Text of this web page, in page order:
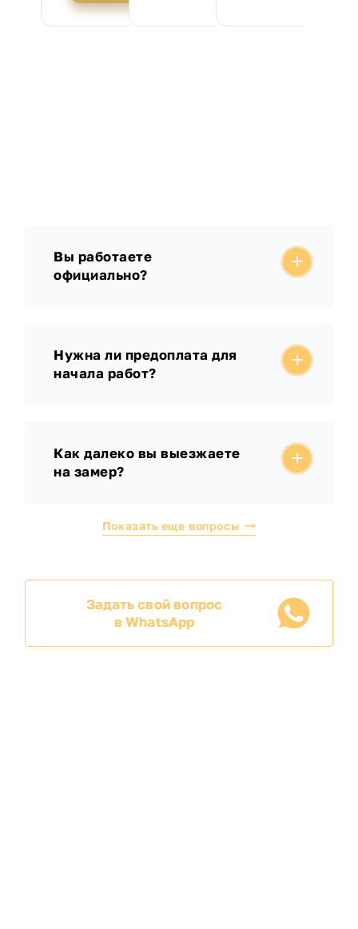
Вы работаете
официально?
Нужна ли предоплата для
начала работ?
Как далеко вы выезжаете
на замер?
Показать еще вопросы
Задать свой вопрос
в WhatsApp